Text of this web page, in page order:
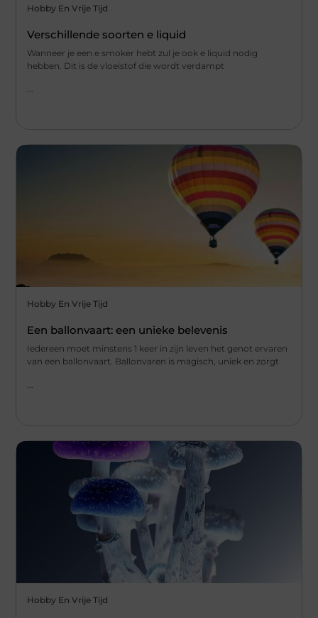
Hobby En Vrije Tijd
Verschillende soorten e liquid
Wanneer je een e smoker hebt zul je ook e liquid nodig
hebben. Dit is de vloeistof die wordt verdampt
...
Hobby En Vrije Tijd
Een ballonvaart: een unieke belevenis
Iedereen moet minstens 1 keer in zijn leven het genot ervaren
van een ballonvaart. Ballonvaren is magisch, uniek en zorgt
Hobby En Vrije Tijd